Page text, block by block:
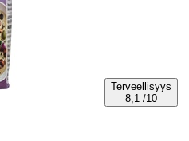
Terveellisyys
8,1 /10